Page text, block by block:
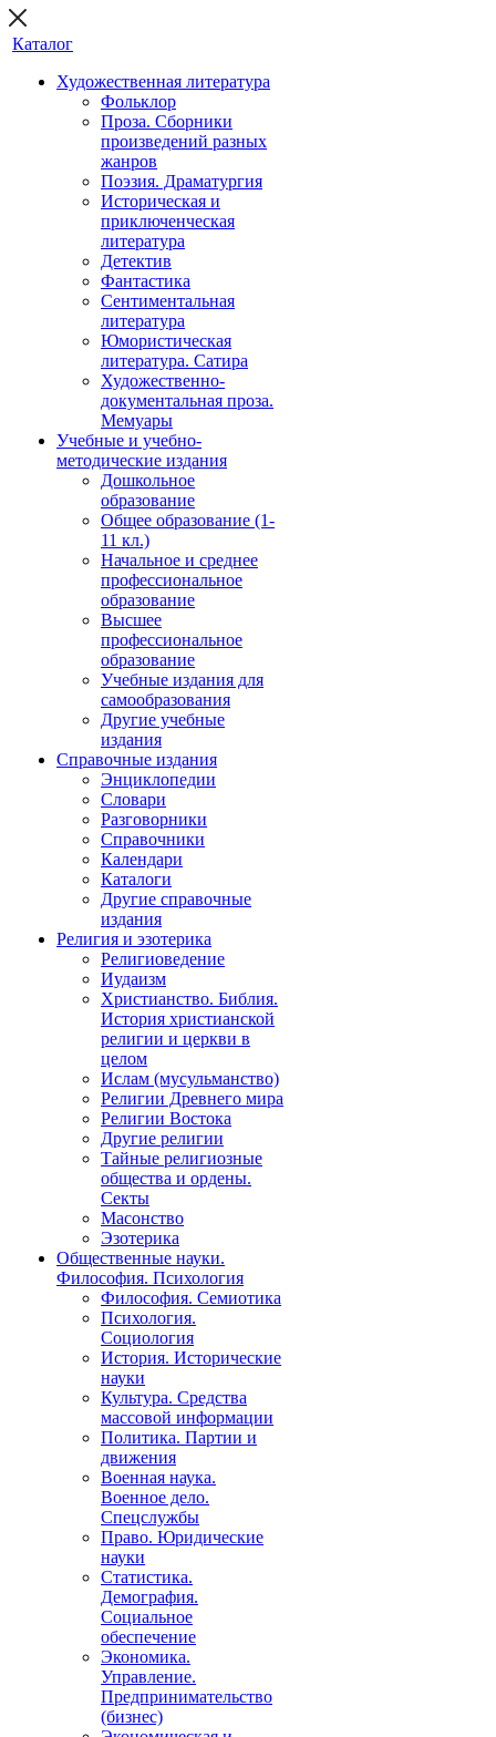
Каталог
Художественная литература
Фольклор
Проза. Сборники
произведений разных
жанров
Поэзия. Драматургия
Историческая и
приключенческая
литература
Детектив
Фантастика
Сентиментальная
литература
Юмористическая
литература. Сатира
Художественно-
документальная проза.
Мемуары
Учебные и учебно-
методические издания
Дошкольное
образование
Общее образование (1-
11 кл.)
Начальное и среднее
профессиональное
образование
Высшее
профессиональное
образование
Учебные издания для
самообразования
Другие учебные
издания
Справочные издания
Энциклопедии
Словари
Разговорники
Справочники
Календари
Каталоги
Другие справочные
издания
Религия и эзотерика
Религиоведение
Иудаизм
Христианство. Библия.
История христианской
религии и церкви в
целом
Ислам (мусульманство)
Религии Древнего мира
Религии Востока
Другие религии
Тайные религиозные
общества и ордены.
Секты
Масонство
Эзотерика
Общественные науки.
Философия. Психология
Философия. Семиотика
Психология.
Социология
История. Исторические
науки
Культура. Средства
массовой информации
Политика. Партии и
движения
Военная наука.
Военное дело.
Спецслужбы
Право. Юридические
науки
Статистика.
Демография.
Социальное
обеспечение
Экономика.
Управление.
Предпринимательство
(бизнес)